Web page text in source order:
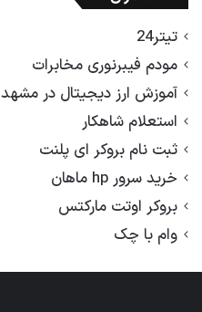
تیتر24
مودم فیبرنوری مخابرات
آموزش ارز دیجیتال در مشهد
استعلام شاهکار
ثبت نام بروکر ای پلنت
خرید سرور hp ماهان
بروکر اوتت مارکتس
وام با چک